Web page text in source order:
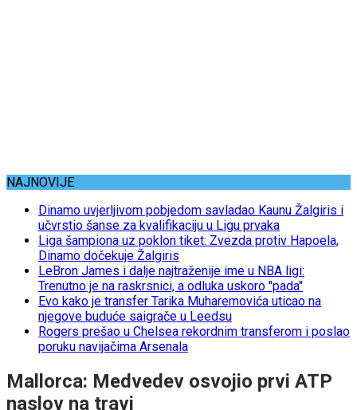
NAJNOVIJE
Dinamo uvjerljivom pobjedom savladao Kaunu Žalgiris i
učvrstio šanse za kvalifikaciju u Ligu prvaka
Liga šampiona uz poklon tiket: Zvezda protiv Hapoela,
Dinamo dočekuje Žalgiris
LeBron James i dalje najtraženije ime u NBA ligi:
Trenutno je na raskrsnici, a odluka uskoro "pada"
Evo kako je transfer Tarika Muharemovića uticao na
njegove buduće saigrače u Leedsu
Rogers prešao u Chelsea rekordnim transferom i poslao
poruku navijačima Arsenala
Mallorca: Medvedev osvojio prvi ATP
naslov na travi